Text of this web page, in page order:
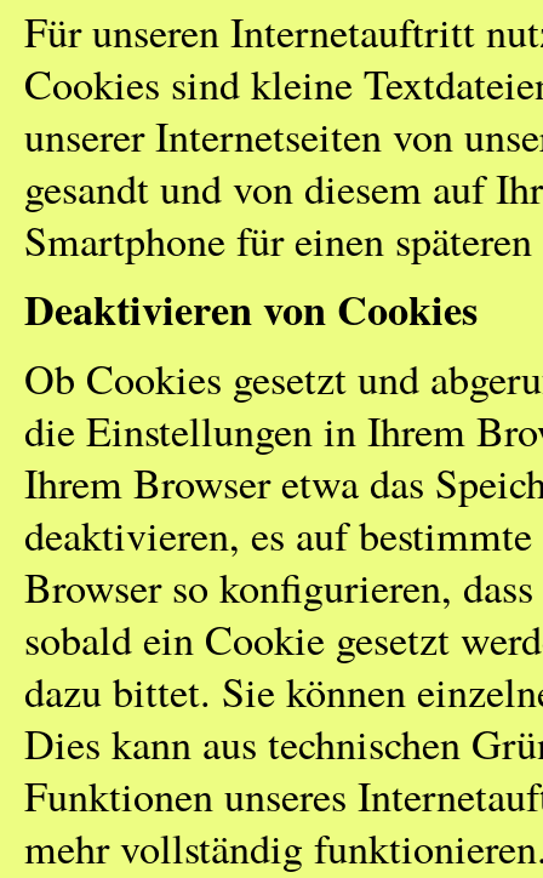
Für unseren Internetauftritt
Cookies sind kleine
unserer Internetseiten von
gesandt und von diesem auf
Smartphone für einen
Deaktivieren von Cookies
Ob Cookies gesetzt und
die Einstellungen in Ihrem
Ihrem Browser etwa das
deaktivieren, es auf
Browser so konfigurieren,
sobald ein Cookie gesetzt
dazu bittet. Sie können
Dies kann aus technischen
Funktionen unseres
mehr vollständig